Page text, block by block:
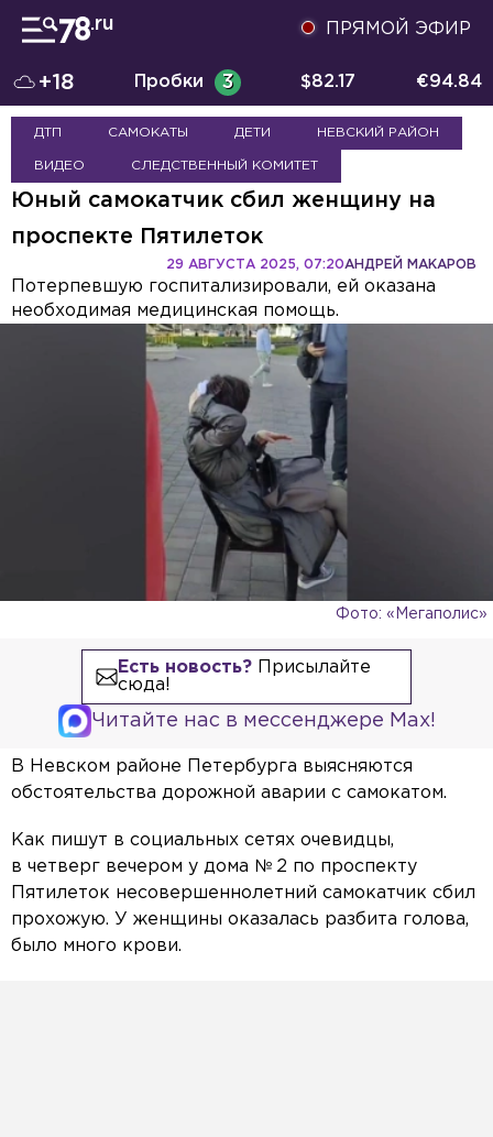
ПРЯМОЙ ЭФИР
+18 Пробки 3 $82.17 €94.84
ДТП САМОКАТЫ ДЕТИ НЕВСКИЙ РАЙОН
ВИДЕО СЛЕДСТВЕННЫЙ КОМИТЕТ
Юный самокатчик сбил женщину на
проспекте Пятилеток
АНДРЕЙ МАКАРОВ
29 АВГУСТА 2025, 07:20
Потерпевшую госпитализировали, ей оказана
необходимая медицинская помощь.
Фото: «Мегаполис»
Есть новость?Присылайте
сюда!
Читайте нас в мессенджере Max!
В Невском районе Петербурга выясняются
обстоятельства дорожной аварии с самокатом.
Как пишут в социальных сетях очевидцы,
в четверг вечером у дома № 2 по проспекту
Пятилеток несовершеннолетний самокатчик сбил
прохожую. У женщины оказалась разбита голова,
было много крови.